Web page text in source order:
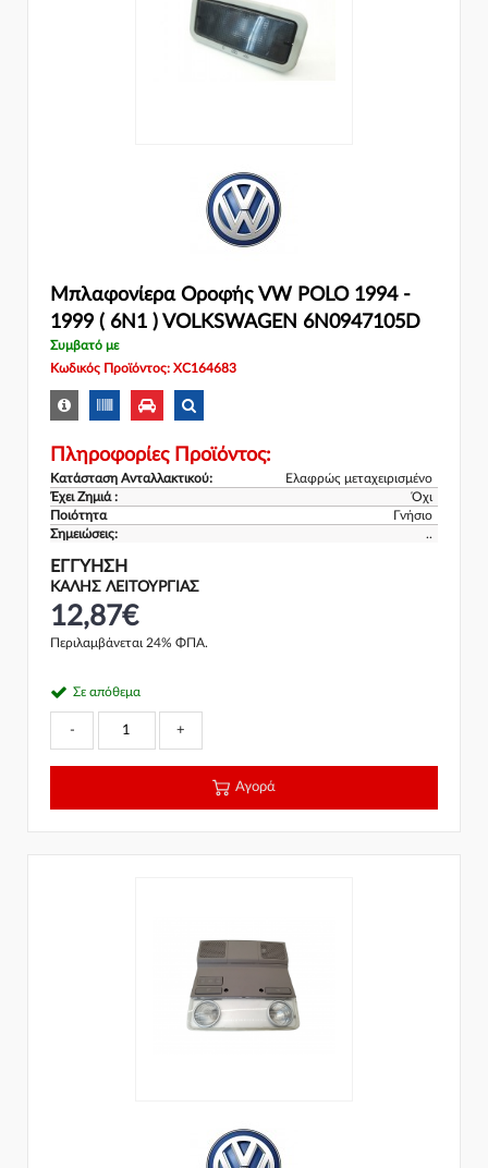
Μπλαφονίερα Οροφής VW POLO 1994 -
1999 ( 6N1 ) VOLKSWAGEN 6N0947105D
Συμβατό με
Κωδικός Προϊόντος: XC164683
Πληροφορίες Προϊόντος:
Κατάσταση Ανταλλακτικού:
Ελαφρώς μεταχειρισμένο
Έχει Ζημιά :
Όχι
Ποιότητα
Γνήσιο
Σημειώσεις:
..
ΕΓΓΎΗΣΗ
ΚΑΛΗΣ ΛΕΙΤΟΥΡΓΙΑΣ
12,87€
Περιλαμβάνεται 24% ΦΠΑ.
Σε απόθεμα
- +
Αγορά